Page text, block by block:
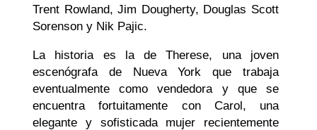
Trent Rowland, Jim Dougherty, Douglas Scott
Sorenson y Nik Pajic.
La historia es la de Therese, una joven
escenógrafa de Nueva York que trabaja
eventualmente como vendedora y que se
encuentra fortuitamente con Carol, una
elegante y sofisticada mujer recientemente